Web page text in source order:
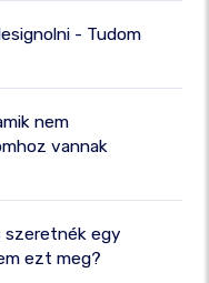
- Tudom
nem
vannak
szeretnék egy
ezt meg?